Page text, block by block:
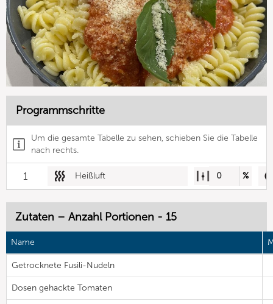
Programmschritte
Um die gesamte Tabelle zu sehen, schieben Sie die Tabelle
nach rechts.
1 Heißluft 0 %
Zutaten – Anzahl Portionen - 15
Name
Getrocknete Fusili-Nudeln
Dosen gehackte Tomaten